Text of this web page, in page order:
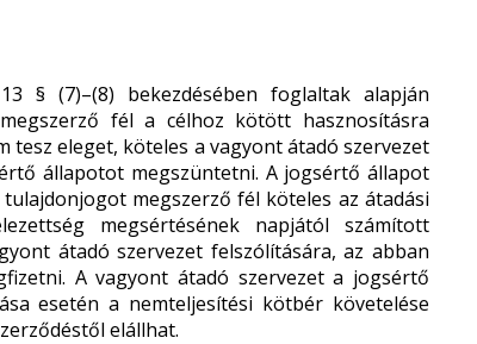
§ (7)–(8) bekezdésében foglaltak alapján
fél a célhoz kötött hasznosításra
eleget, köteles a vagyont átadó szervezet
állapotot megszüntetni. A jogsértő állapot
megszerző fél köteles az átadási
megsértésének napjától számított
átadó szervezet felszólítására, az abban
A vagyont átadó szervezet a jogsértő
esetén a nemteljesítési kötbér követelése
elállhat.